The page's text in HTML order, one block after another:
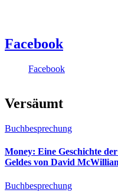
Facebook
Facebook
Versäumt
Buchbesprechung
Money: Eine Geschichte
Geldes von David
Buchbesprechung